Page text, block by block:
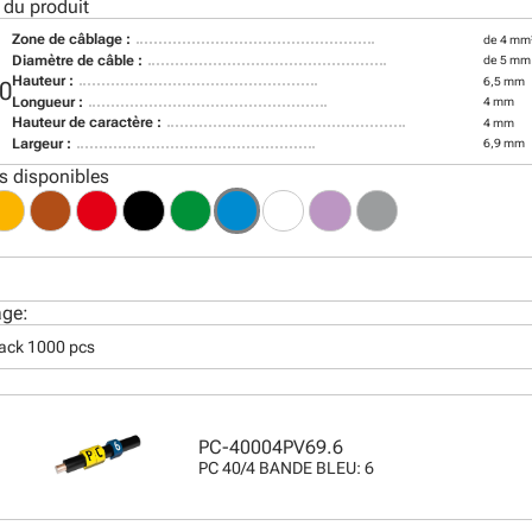
produit
Zone de câblage : de 4
Diamètre de câble : de 5
Hauteur : 6,5 mm
Longueur : 4 mm
Hauteur de caractère : 4 mm
Largeur : 6,9 mm
disponibles
1000 pcs
PC-40004PV69.6
PC 40/4 BANDE BLEU: 6